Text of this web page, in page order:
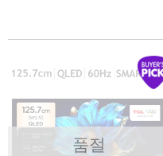
품절